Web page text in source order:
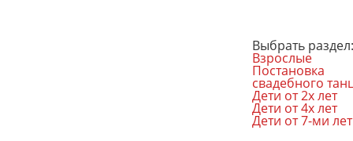
Выбрать раздел:
Взрослые
Постановка
свадебного
Дети от 2х лет
Дети от 4х лет
Дети от 7-ми лет